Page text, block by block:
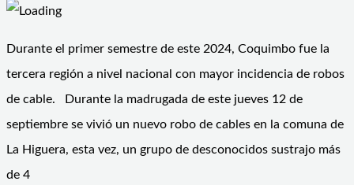
Durante el primer semestre de este 2024, Coquimbo fue la
tercera región a nivel nacional con mayor incidencia de robos
de cable. Durante la madrugada de este jueves 12 de
septiembre se vivió un nuevo robo de cables en la comuna de
La Higuera, esta vez, un grupo de desconocidos sustrajo más
de 4